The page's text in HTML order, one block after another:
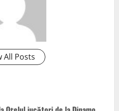
All Posts